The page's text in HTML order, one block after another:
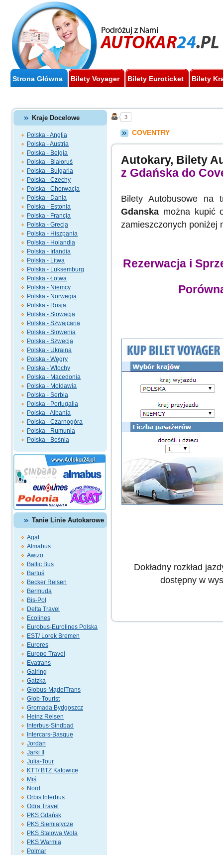
Strona Główna Bilety Voyager Bilety Euroticket Bilety
Kraje Docelowe
Polska - Anglia
Polska - Austria
Polska - Belgia
Polska - Białoruś
Polska - Bułgaria
Polska - Czechy
Polska - Chorwacja
Polska - Dania
Polska - Estonia
Polska - Francja
Polska - Grecja
Polska - Hiszpania
Polska - Holandia
Polska - Irlandia
Polska - Litwa
Polska - Luksemburg
Polska - Łotwa
Polska - Niemcy
Polska - Norwegia
Polska - Rosja
Polska - Słowacja
Polska - Szwajcaria
Polska - Słowenia
Polska - Szwecja
Polska - Ukraina
Polska - Węgry
Polska - Włochy
Polska - Macedonia
Polska - Mołdawia
Polska - Serbia
Polska - Portugalia
Polska - Albania
Polska - Czarnogóra
Polska - Rumunia
Polska - Bośnia
Tanie Linie Autokarowe
Agat
Almabus
Awizo
Baltic Bus
Bartuś
Becker Reisen
Bermuda
Bis-Pol
Delta Travel
Ecolines
Eurobus-Eurolines Polska
EST/ Lorek Bremen
Eurores
Europe Travel
Evatrans
Gairing
Gatzka
Globus-MądelTrans
Glob-Tourist
Gromada Bydgoszcz
Heinz Reisen
Interbus-Sindbad
Intercars-Basque
Jordan
Jarki II
Julia-Tour
KTT/ BTZ Katowice
Miś
Nord
Orbis Interbus
Odra Travel
PKS Gdańsk
PKS Siemiatycze
PKS Stalowa Wola
PKS Warmia
Polmar
3
COVENTRY
Autokary, Bilety
z Gdańska do
Bilety Autobusowe na
Gdanska można kupić
zamieszczonych poniżej
Rezerwacja i
Dokładny rozkład
dostępny w